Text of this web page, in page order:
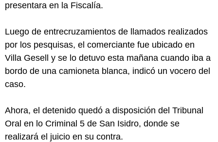
presentara en la Fiscalía.
Luego de entrecruzamientos de llamados realizados
por los pesquisas, el comerciante fue ubicado en
Villa Gesell y se lo detuvo esta mañana cuando iba a
bordo de una camioneta blanca, indicó un vocero del
caso.
Ahora, el detenido quedó a disposición del Tribunal
Oral en lo Criminal 5 de San Isidro, donde se
realizará el juicio en su contra.